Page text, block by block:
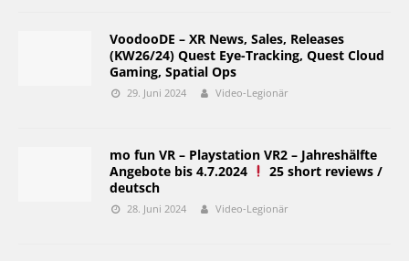
VoodooDE – XR News, Sales, Releases
(KW26/24) Quest Eye-Tracking, Quest Cloud
Gaming, Spatial Ops
29. Juni 2024 Video-Legionär
mo fun VR – Playstation VR2 – Jahreshälfte
Angebote bis 4.7.2024
25 short reviews /
deutsch
28. Juni 2024 Video-Legionär